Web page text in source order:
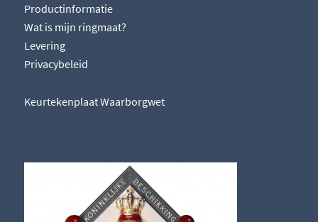
Productinformatie
Wat is mijn ringmaat?
Levering
Privacybeleid
Keurtekenplaat Waarborgwet